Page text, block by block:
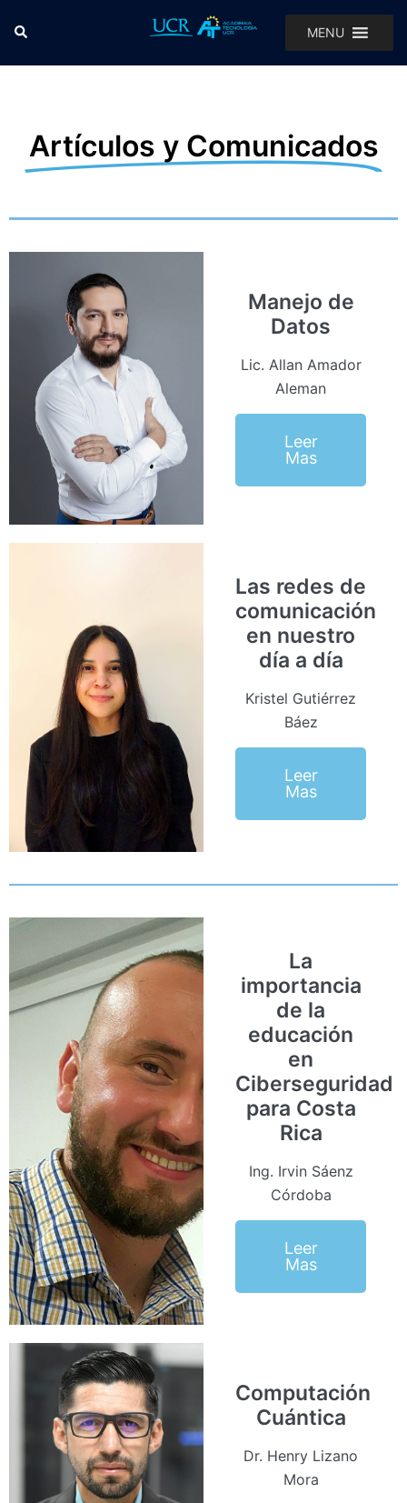
MENU
Artículos y Comunicados
Manejo de
Datos
Lic. Allan Amador
Aleman
Leer
Mas
Las redes de
comunicación
en nuestro
día a día
Kristel Gutiérrez
Báez
Leer
Mas
La
importancia
de la
educación
en
Ciberseguridad
para Costa
Rica
Ing. Irvin Sáenz
Córdoba
Leer
Mas
Computación
Cuántica
Dr. Henry Lizano
Mora